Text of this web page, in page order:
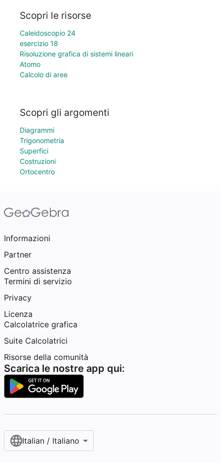
Scopri le risorse
Caleidoscopio 24
esercizio 18
Risoluzione grafica di sistemi lineari
Atomo
Calcolo di aree
Scopri gli argomenti
Diagrammi
Trigonometria
Superfici
Costruzioni
Ortocentro
Informazioni
Partner
Centro assistenza
Termini di servizio
Privacy
Licenza
Calcolatrice grafica
Suite Calcolatrici
Risorse della comunità
Scarica le nostre app qui:
Italian / Italiano‎